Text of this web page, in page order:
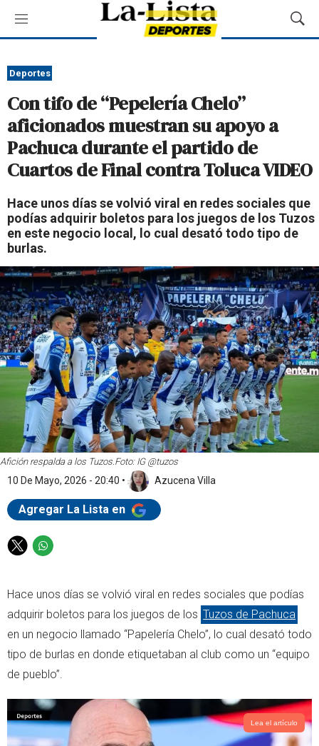
M
e
ú
M
o
s
q
e
d
a
Deportes
Con tifo de “Pepelería Chelo”
aficionados muestran su apoyo a
Pachuca durante el partido de
Cuartos de Final contra Toluca VIDEO
Hace unos días se volvió viral en redes sociales que
podías adquirir boletos para los juegos de los Tuzos
en este negocio local, lo cual desató todo tipo de
burlas.
Afición respalda a los Tuzos.Foto: IG @tuzos
10 De Mayo, 2026 - 20:40 • Azucena Villa
Agregar La Lista en
T
t
t
r
W
t
s
p
p
Hace unos días se volvió viral en redes sociales que podías
adquirir boletos para los juegos de los Tuzos de Pachuca
en un negocio llamado “Papelería Chelo”, lo cual desató todo
tipo de burlas en donde etiquetaban al club como un “equipo
de pueblo”.
Lea el artículo